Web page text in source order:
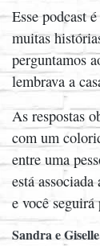
Esse podcast
muitas
perguntamos
lembrava a
As respostas
com um
entre uma
está
e você
Sandra e